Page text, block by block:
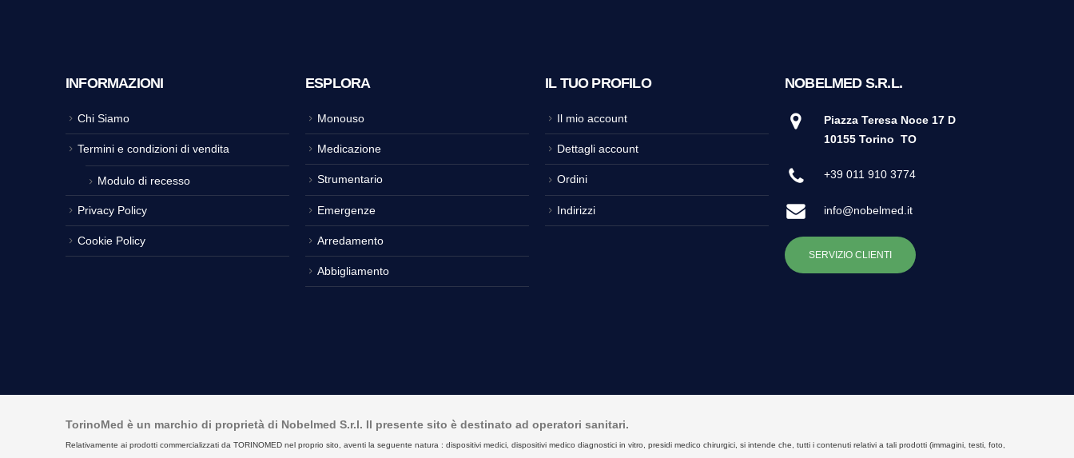
INFORMAZIONI
Chi Siamo
Termini e condizioni di vendita
Modulo di recesso
Privacy Policy
Cookie Policy
ESPLORA
Monouso
Medicazione
Strumentario
Emergenze
Arredamento
Abbigliamento
IL TUO PROFILO
Il mio account
Dettagli account
Ordini
Indirizzi
NOBELMED S.R.L.
Piazza Teresa Noce 17 D
10155 Torino TO
+39 011 910 3774
info@nobelmed.it
SERVIZIO CLIENTI
TorinoMed è un marchio di proprietà di Nobelmed S.r.l. Il presente sito è destinato ad operatori sanitari.
Relativamente ai prodotti commercializzati da TORINOMED nel proprio sito, aventi la seguente natura : dispositivi medici, dispositivi medico diagnostici in vitro, presidi medico chirurgici, si intende che, tutti i contenuti relativi a tali prodotti (immagini, testi, foto,